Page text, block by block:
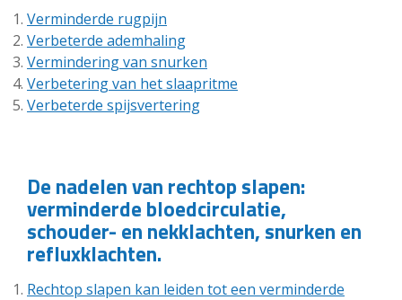
Verminderde rugpijn
Verbeterde ademhaling
Vermindering van snurken
Verbetering van het slaapritme
Verbeterde spijsvertering
De nadelen van rechtop slapen:
verminderde bloedcirculatie,
schouder- en nekklachten, snurken en
refluxklachten.
Rechtop slapen kan leiden tot een verminderde